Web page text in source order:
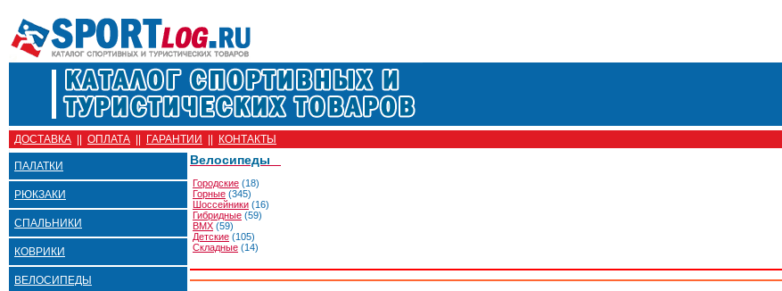
ДОСТАВКА ОПЛАТА ГАРАНТИИ КОНТАКТЫ
ПАЛАТКИ
РЮКЗАКИ
СПАЛЬНИКИ
КОВРИКИ
ВЕЛОСИПЕДЫ
Велосипеды
Городские (18)
Горные (345)
Шоссейники (16)
Гибридные (59)
BMX (59)
Детские (105)
Складные (14)